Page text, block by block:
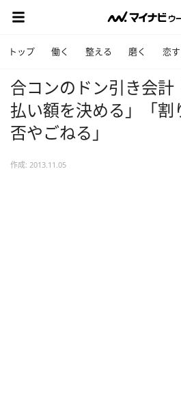
トップ 働く 整える 磨く 恋
合コンのドン引き会計
払い額を決める」「割
否やごねる」
作成: 2013.11.05